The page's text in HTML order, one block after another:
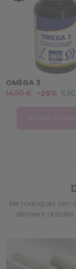
OMÉGA 3
14,90 € -20%
Ne manquez rien
derniers